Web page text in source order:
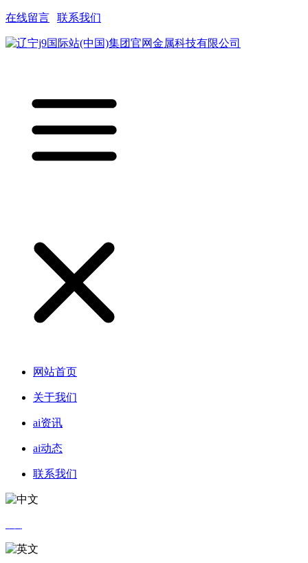
在线留言 联系我们
网站首页
关于我们
ai资讯
ai动态
联系我们